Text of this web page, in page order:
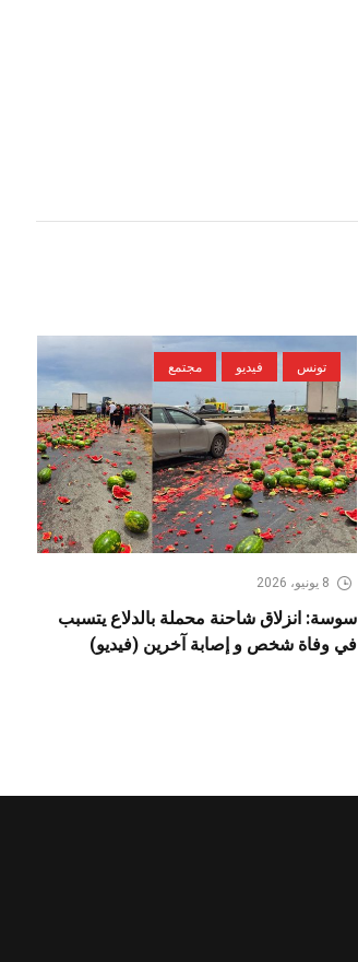
تونس فيديو مجتمع
8 يونيو، 2026
سوسة: انزلاق شاحنة محملة بالدلاع يتسبب
في وفاة شخص و إصابة آخرين (فيديو)